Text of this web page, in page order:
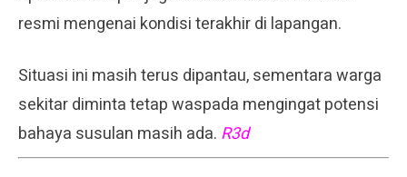
resmi mengenai kondisi terakhir di lapangan.
Situasi ini masih terus dipantau, sementara warga
sekitar diminta tetap waspada mengingat potensi
bahaya susulan masih ada. R3d